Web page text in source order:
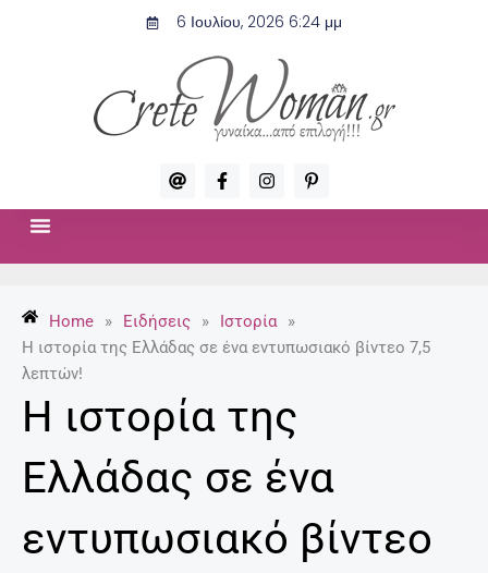
6 Ιουλίου, 2026 6:24 μμ
A
t
F
a
c
-
f
I
n
s
m
P
i
n
p
Home » Ειδήσεις » Ιστορία
»
Η ιστορία της Ελλάδας σε ένα εντυπωσιακό βίντεο 7,5
λεπτών!
Η ιστορία της
Ελλάδας σε ένα
εντυπωσιακό βίντεο